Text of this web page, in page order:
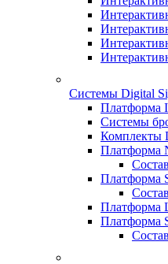
Системы Digital
Платформа
Системы
Комплекты
Платформа
Платформа
Платформа
Платформа